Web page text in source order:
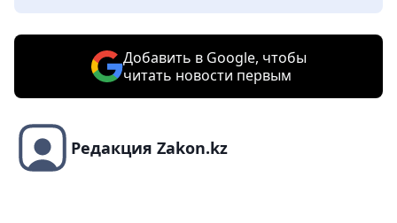
Добавить в Google, чтобы
читать новости первым
Редакция Zakon.kz